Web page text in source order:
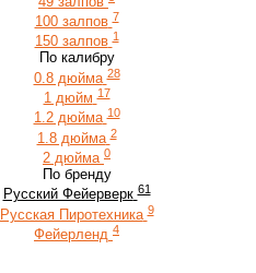
100 залпов 7
150 залпов 1
По калибру
0.8 дюйма 28
1 дюйм 17
1.2 дюйма 10
1.8 дюйма 2
2 дюйма 0
По бренду
Русский Фейерверк 61
Русская Пиротехника 9
Фейерленд 4